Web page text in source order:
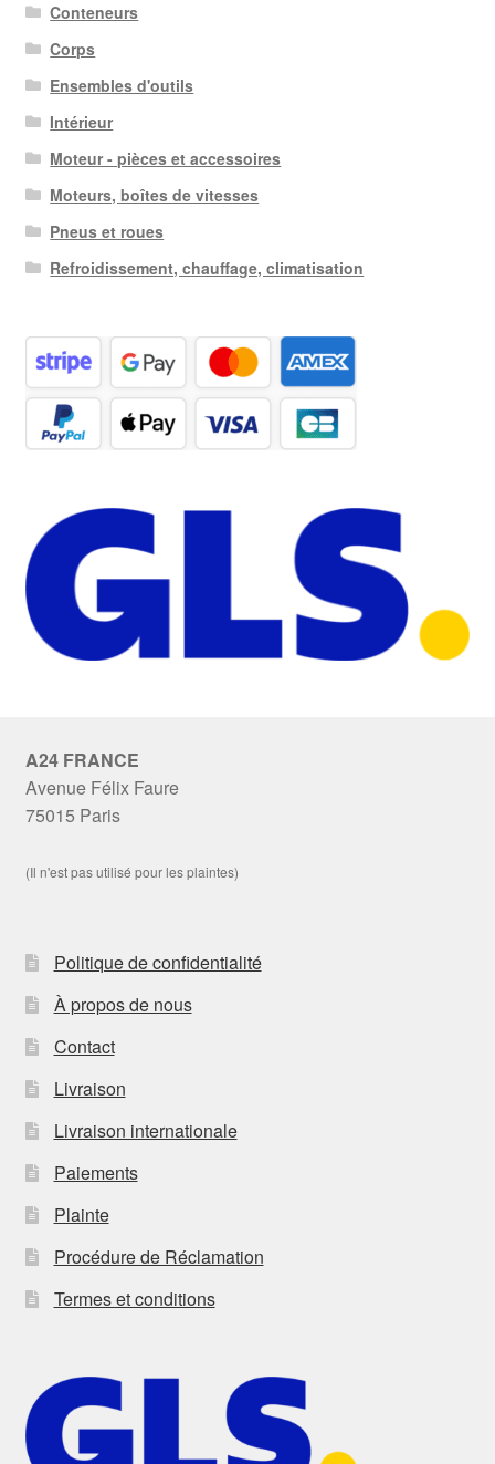
Conteneurs
Corps
Ensembles d'outils
Intérieur
Moteur - pièces et accessoires
Moteurs, boîtes de vitesses
Pneus et roues
Refroidissement, chauffage, climatisation
A24 FRANCE
Avenue Félix Faure
75015 Paris
(Il n'est pas utilisé pour les plaintes)
Politique de confidentialité
À propos de nous
Contact
Livraison
Livraison internationale
Paiements
Plainte
Procédure de Réclamation
Termes et conditions